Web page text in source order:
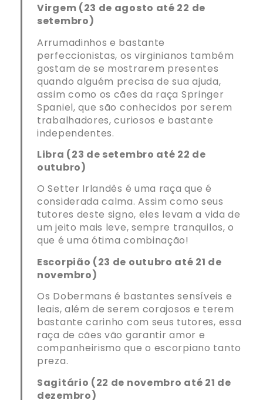
Virgem (23 de agosto até 22 de
setembro)
Arrumadinhos e bastante
perfeccionistas, os virginianos também
gostam de se mostrarem presentes
quando alguém precisa de sua ajuda,
assim como os cães da raça Springer
Spaniel, que são conhecidos por serem
trabalhadores, curiosos e bastante
independentes.
Libra (23 de setembro até 22 de
outubro)
O Setter Irlandês é uma raça que é
considerada calma. Assim como seus
tutores deste signo, eles levam a vida de
um jeito mais leve, sempre tranquilos, o
que é uma ótima combinação!
Escorpião (23 de outubro até 21 de
novembro)
Os Dobermans é bastantes sensíveis e
leais, além de serem corajosos e terem
bastante carinho com seus tutores, essa
raça de cães vão garantir amor e
companheirismo que o escorpiano tanto
preza.
Sagitário (22 de novembro até 21 de
dezembro)